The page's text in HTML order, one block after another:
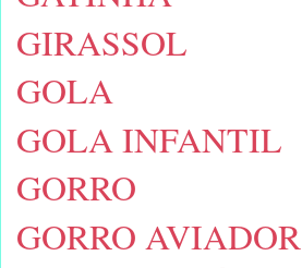
GIRASSOL
GOLA
GOLA INFANTIL
GORRO
GORRO AVIADOR